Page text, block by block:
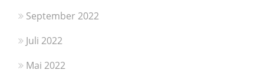
September 2022
Juli 2022
Mai 2022